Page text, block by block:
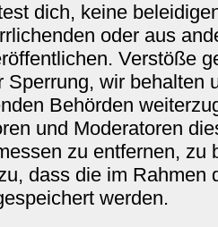
dich, keine
oder aus
Verstöße
Sperrung, wir behalten
Behörden
und Moderatoren
zu entfernen, zu
dass die im Rahmen
werden.